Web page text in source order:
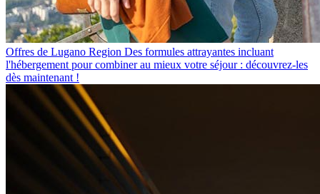
Offres de Lugano Region Des formules attrayantes incluant
l'hébergement pour combiner au mieux votre séjour : découvrez-les
dès maintenant !